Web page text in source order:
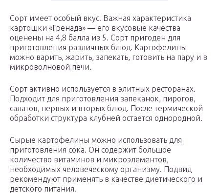
Сорт имеет особый вкус. Важная характеристика
картошки «Гренада» — его вкусовые качества
оценены на 4,8 балла из 5. Сорт пригоден для
приготовления различных блюд. Картофелины
можно варить, жарить, запекать, готовить на пару и в
микроволновой печи.
Сорт активно используется в элитных ресторанах.
Подходит для приготовления запеканок, пирогов,
салатов, первых и вторых блюд. После термической
обработки структура клубней остается однородной.
Сырые картофелины можно использовать для
приготовления сока. Он содержит большое
количество витаминов и микроэлементов,
необходимых человеческому организму. Подвид
рекомендуют применять в качестве диетического и
детского питания.